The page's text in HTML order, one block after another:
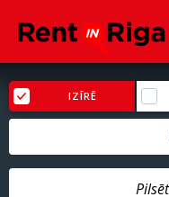
IZĪRĒ